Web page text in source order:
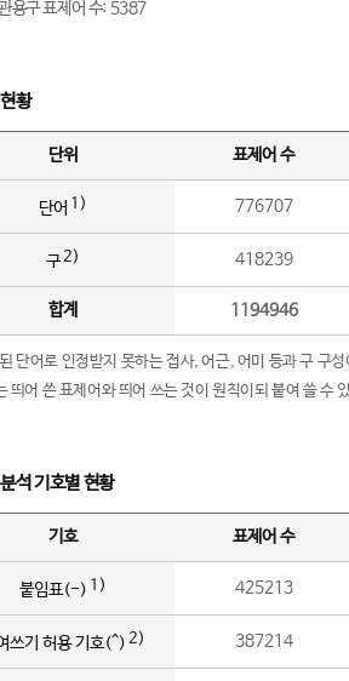
용구 표제어 수: 5387
황
단위 표제어 수
단어 1) 776707
구2) 418239
합계 1194946
단어로 인정받지 못하는 접사, 어근, 어미 등과 구 구
띄어 쓴 표제어와 띄어 쓰는 것이 원칙이되 붙여 쓸 수
석 기호별 현황
기호 표제어 수
붙임표(-) 1) 425213
쓰기 허용 기호(^) 2) 387214